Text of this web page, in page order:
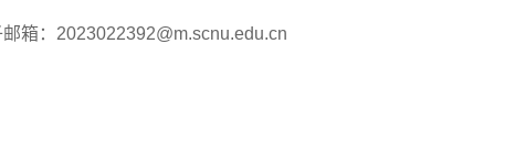
箱： 2023022392@m.scnu.edu.cn